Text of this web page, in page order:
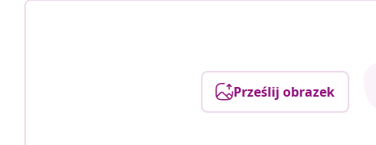
Prześlij obrazek